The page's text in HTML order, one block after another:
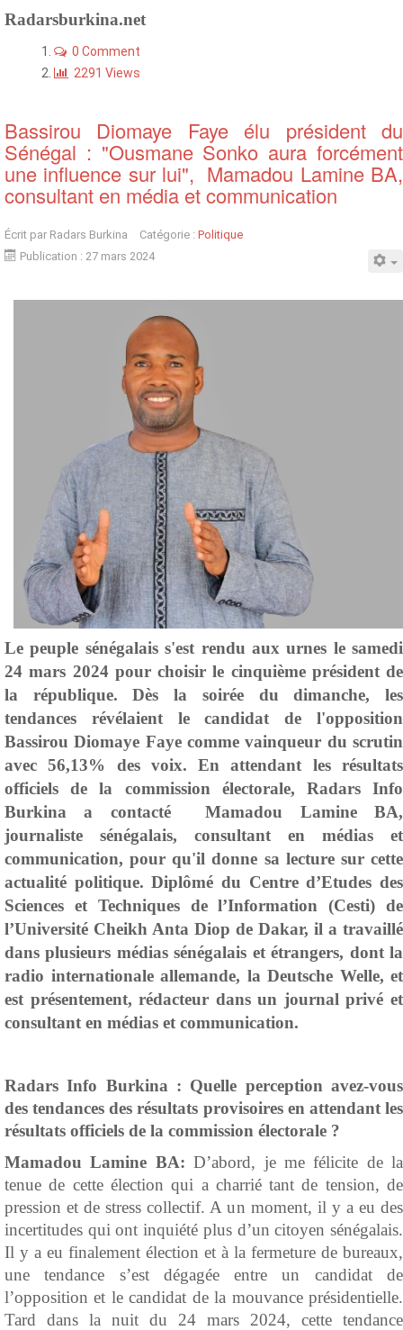
Radarsburkina.net
0 Comment
2291 Views
Bassirou Diomaye Faye élu président du
Sénégal : "Ousmane Sonko aura forcément
une influence sur lui", Mamadou Lamine BA,
consultant en média et communication
Écrit par Radars Burkina Catégorie : Politique
Publication : 27 mars 2024
Le peuple sénégalais s'est rendu aux urnes le samedi
24 mars 2024 pour choisir le cinquième président de
la république. Dès la soirée du dimanche, les
tendances révélaient le candidat de l'opposition
Bassirou Diomaye Faye comme vainqueur du scrutin
avec 56,13% des voix. En attendant les résultats
officiels de la commission électorale, Radars Info
Burkina a contacté
Mamadou Lamine BA,
journaliste sénégalais, consultant en médias et
communication, pour qu'il donne sa lecture sur cette
actualité politique.Diplômé du Centre d’Etudes des
Sciences et Techniques de l’Information (Cesti) de
l’Université Cheikh Anta Diop de Dakar, il a travaillé
dans plusieurs médias sénégalais et étrangers, dont la
radio internationale allemande, la Deutsche Welle, et
est présentement, rédacteur dans un journal privé et
consultant en médias et communication.
Radars Info Burkina : Quelle perception avez-vous
des tendances des résultats provisoires en attendant les
résultats officiels de la commission électorale ?
Mamadou Lamine BA: D’abord, je me félicite de la
tenue de cette élection qui a charrié tant de tension, de
pression et de stress collectif. A un moment, il y a eu des
incertitudes qui ont inquiété plus d’un citoyen sénégalais.
Il y a eu finalement élection et à la fermeture de bureaux,
une tendance s’est dégagée entre un candidat de
l’opposition et le candidat de la mouvance présidentielle.
Tard dans la nuit du 24 mars 2024, cette tendance